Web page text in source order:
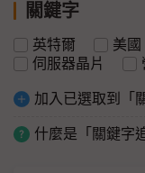
關鍵字
英特爾 美國
伺服器晶片
加入已選取到「
什麼是「關鍵字